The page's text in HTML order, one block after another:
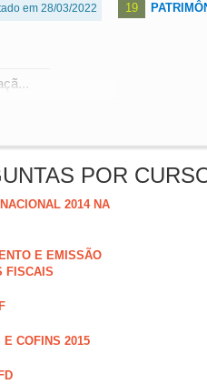
em 28/03/2022 19
POR
2014 NA
E EMISSÃO
FISCAIS
E COFINS 2015